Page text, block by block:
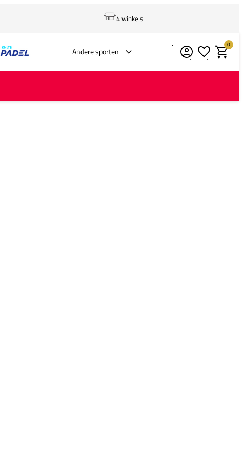
4 winkels
Andere sporten Verlanglijstje
0